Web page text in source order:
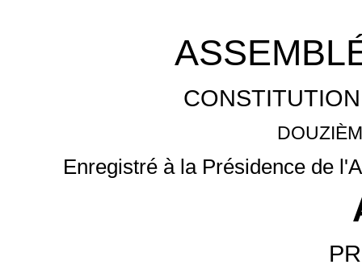
Enregistré à la Présidence de